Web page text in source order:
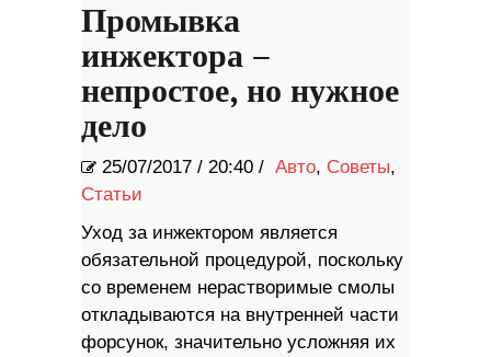
Промывка
инжектора –
непростое, но нужное
дело
25/07/2017 / 20:40 / Авто, Советы,
Статьи
Уход за инжектором является
обязательной процедурой, поскольку
со временем нерастворимые смолы
откладываются на внутренней части
форсунок, значительно усложняя их